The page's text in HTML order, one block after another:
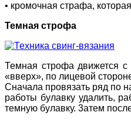
• кромочная страфа,
Темная строфа
Темная строфа движется с
«вверх», по лицевой
Сначала провязать ряд по
работы булавку удалить,
темную булавку. 3атем